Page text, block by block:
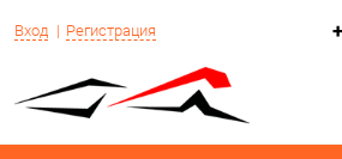
Вход Регистрация